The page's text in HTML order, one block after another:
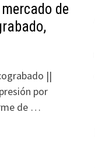
de
||
por
de …